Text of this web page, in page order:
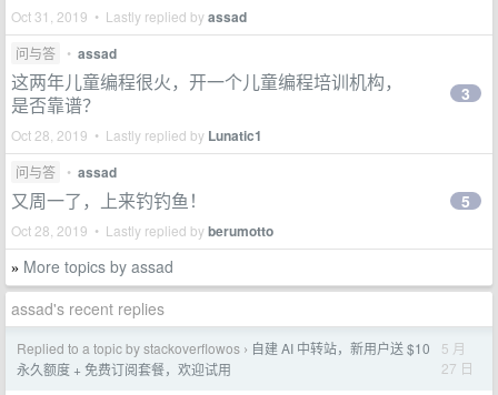
Oct 31, 2019 • Lastly replied byassad
问与答 • assad
这两年儿童编程很火，开一个儿童编程培训机构，
是否靠谱？
Oct 28, 2019 • Lastly replied by Lunatic1
3
问与答 • assad
又周一了，上来钓钓鱼！
Oct 28, 2019 • Lastly replied byberumotto
5
» More topics by assad
assad's recent replies
Replied to a topic by stackoverflowos › 自建 AI 中转站，新用户送 $10
永久额度 + 免费订阅套餐，欢迎试用
5 月
27 日